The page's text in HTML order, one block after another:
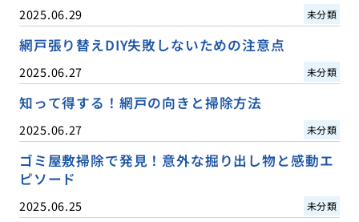
2025.06.29 未分類
網戸張り替えDIY失敗しないための注意点
2025.06.27 未分類
知って得する！網戸の向きと掃除方法
2025.06.27 未分類
ゴミ屋敷掃除で発見！意外な掘り出し物と感動エ
ピソード
2025.06.25 未分類